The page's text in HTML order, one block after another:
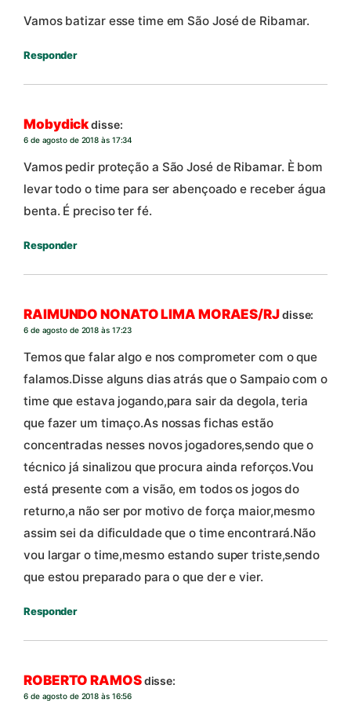
Vamos batizar esse time em São José de Ribamar.
Responder
Mobydickdisse:
6 de agosto de 2018 às 17:34
Vamos pedir proteção a São José de Ribamar. È bom
levar todo o time para ser abençoado e receber água
benta. É preciso ter fé.
Responder
RAIMUNDO NONATO LIMA MORAES/RJdisse:
6 de agosto de 2018 às 17:23
Temos que falar algo e nos comprometer com o que
falamos.Disse alguns dias atrás que o Sampaio com o
time que estava jogando,para sair da degola, teria
que fazer um timaço.As nossas fichas estão
concentradas nesses novos jogadores,sendo que o
técnico já sinalizou que procura ainda reforços.Vou
está presente com a visão, em todos os jogos do
returno,a não ser por motivo de força maior,mesmo
assim sei da dificuldade que o time encontrará.Não
vou largar o time,mesmo estando super triste,sendo
que estou preparado para o que der e vier.
Responder
ROBERTO RAMOSdisse:
6 de agosto de 2018 às 16:56